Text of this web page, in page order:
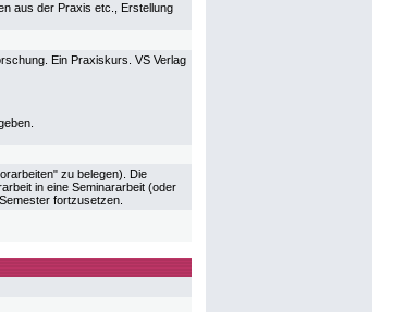
aus der Praxis etc., Erstellung
Ein Praxiskurs. VS Verlag
zu belegen). Die
in eine Seminararbeit (oder
fortzusetzen.